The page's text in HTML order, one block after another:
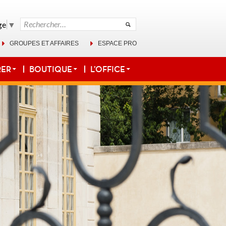
Rechercher :
▼
GROUPES ET AFFAIRES ESPACE PRO
BOUTIQUE L’OFFICE